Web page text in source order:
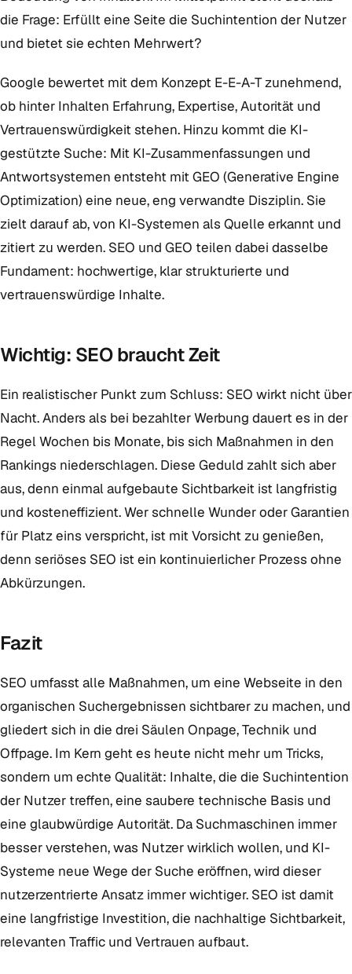
die Frage: Erfüllt eine Seite die Suchintention der Nutzer
und bietet sie echten Mehrwert?
Google bewertet mit dem Konzept E-E-A-T zunehmend,
ob hinter Inhalten Erfahrung, Expertise, Autorität und
Vertrauenswürdigkeit stehen. Hinzu kommt die KI-
gestützte Suche: Mit KI-Zusammenfassungen und
Antwortsystemen entsteht mit GEO (Generative Engine
Optimization) eine neue, eng verwandte Disziplin. Sie
zielt darauf ab, von KI-Systemen als Quelle erkannt und
zitiert zu werden. SEO und GEO teilen dabei dasselbe
Fundament: hochwertige, klar strukturierte und
vertrauenswürdige Inhalte.
Wichtig: SEO braucht Zeit
Ein realistischer Punkt zum Schluss: SEO wirkt nicht über
Nacht. Anders als bei bezahlter Werbung dauert es in der
Regel Wochen bis Monate, bis sich Maßnahmen in den
Rankings niederschlagen. Diese Geduld zahlt sich aber
aus, denn einmal aufgebaute Sichtbarkeit ist langfristig
und kosteneffizient. Wer schnelle Wunder oder Garantien
für Platz eins verspricht, ist mit Vorsicht zu genießen,
denn seriöses SEO ist ein kontinuierlicher Prozess ohne
Abkürzungen.
Fazit
SEO umfasst alle Maßnahmen, um eine Webseite in den
organischen Suchergebnissen sichtbarer zu machen, und
gliedert sich in die drei Säulen Onpage, Technik und
Offpage. Im Kern geht es heute nicht mehr um Tricks,
sondern um echte Qualität: Inhalte, die die Suchintention
der Nutzer treffen, eine saubere technische Basis und
eine glaubwürdige Autorität. Da Suchmaschinen immer
besser verstehen, was Nutzer wirklich wollen, und KI-
Systeme neue Wege der Suche eröffnen, wird dieser
nutzerzentrierte Ansatz immer wichtiger. SEO ist damit
eine langfristige Investition, die nachhaltige Sichtbarkeit,
relevanten Traffic und Vertrauen aufbaut.